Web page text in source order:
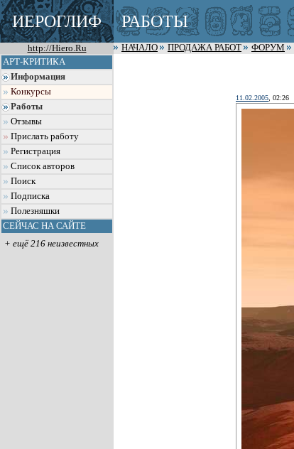
ИЕРОГЛИФ РАБОТЫ
http://Hiero.Ru НАЧАЛО ПРОДАЖА РАБОТ ФОРУМ
АРТ-КРИТИКА
Информация
Конкурсы
Работы
Отзывы
Прислать работу
Регистрация
Список авторов
Поиск
Подписка
Полезняшки
СЕЙЧАС НА САЙТЕ
+ ещё 216 неизвестных
11.02.2005 , 02:26